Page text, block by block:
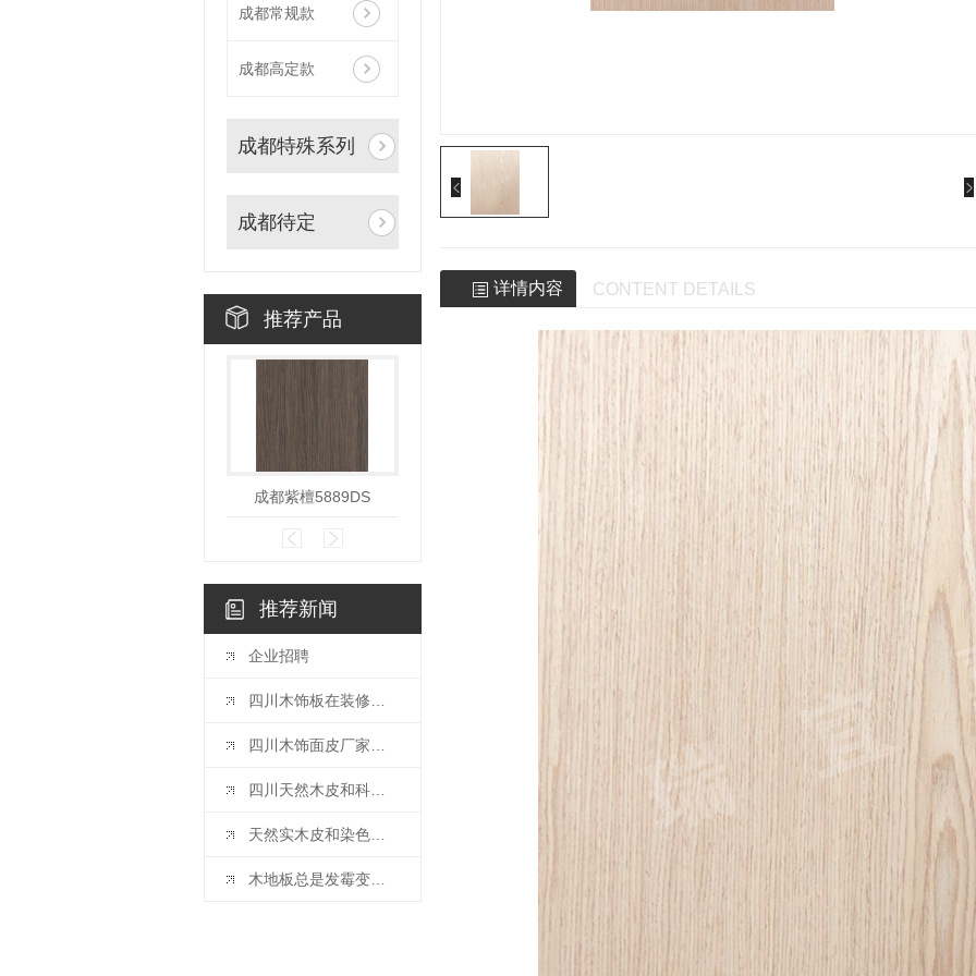
成都常规款
成都高定款
成都特殊系列
成都待定
推荐产品
成都紫檀5889DS 成都紫檀5867DS 成都紫檀5844Q 成都紫檀
推荐新闻
企业招聘
四川木饰板在装修上可以怎么用？
四川木饰面皮厂家告诉你咱们有这些类别！
四川天然木皮和科技木皮对比概况一览
天然实木皮和染色实木皮的区别
木地板总是发霉变黑？教你几招，轻松应对
详情内容 CONTENT DETAILS